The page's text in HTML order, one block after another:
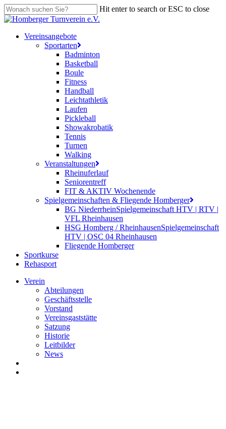
Skip
to
content
Hit enter to search or ESC to close
Close
search
Menu
Vereinsangebote
Sportarten
Badminton
Basketball
Boule
Fitness
Handball
Leichtathletik
Laufen
Pickleball
Showakrobatik
Tennis
Turnen
Walking
Veranstaltungen
Rheinuferlauf
Seniorentreff
FIT & AKTIV Wochenende
Spielgemeinschaften & Fliegende Homberger
BG NiederrheinSpielgemeinschaft HTV | RTV |
VFL Rheinhausen
HSG Homberg / RheinhausenSpielgemeinschaft
HTV | OSC 04 Rheinhausen
Fliegende Homberger
Sportkurse
Rehasport
Verein
Abteilungen
Geschäftsstelle
Vorstand
Vereinsgaststätte
Satzung
Historie
Leitbilder
News